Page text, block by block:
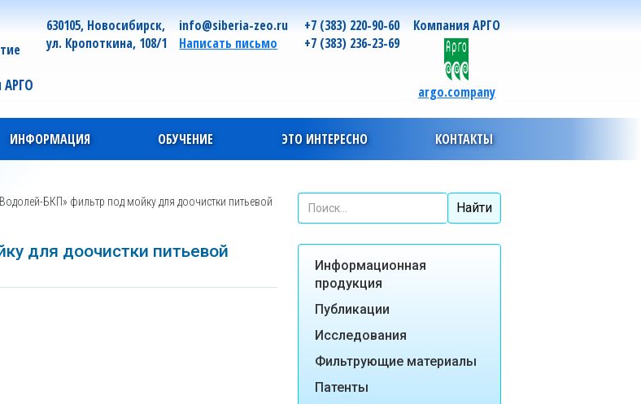
АРГО
630105, Новосибирск,
ул. Кропоткина, 108/1
info@siberia-zeo.ru
Написать письмо
+7 (383) 220-90-60
+7 (383) 236-23-69
Компания АРГО
argo.company
ИНФОРМАЦИЯ ОБУЧЕНИЕ ЭТО ИНТЕРЕСНО КОНТАКТЫ
БКП» фильтр под мойку для доочистки питьевой
для доочистки питьевой
Информационная
продукция
Публикации
Исследования
Фильтрующие материалы
Патенты